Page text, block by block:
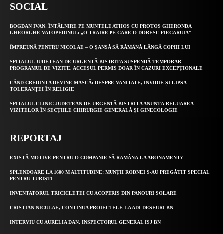
SOCIAL
BOGDAN IVAN, ÎNTÂLNIRE PE MUNTELE ATHOS CU PROTOS GHERONDA
GHEORGHE VATOPEDINUL: „O TRĂIRE PE CARE O DORESC FIECĂRUIA”
ÎMPREUNĂ PENTRU NICOLAE – O ȘANSĂ SĂ RĂMÂNĂ LÂNGĂ COPIII LUI
SPITALUL JUDEȚEAN DE URGENȚĂ BISTRIȚA SUSPENDĂ TEMPORAR
PROGRAMUL DE VIZITE. ACCESUL PERMIS DOAR ÎN CAZURI EXCEPȚIONALE
CÂND CREDINȚA DEVINE MASCĂ: DESPRE VANITATE, INVIDIE ȘI LIPSA
TOLERANȚEI ÎN RELIGIE
SPITALUL CLINIC JUDEȚEAN DE URGENȚĂ BISTRIȚA ANUNȚĂ RELUAREA
VIZITELOR ÎN SECȚIILE CHIRURGIE GENERALĂ ȘI GINECOLOGIE
REPORTAJ
EXISTĂ MOTIVE PENTRU O COMPANIE SĂ RĂMÂNĂ LA ABONAMENT?
SPLENDOARE LA 1600 M ALTITUDINE: MUNȚII RODNEI S-AU PREGĂTIT SPECIAL
PENTRU TURIȘTI
INVENTATORUL TRICICLETEI CU ACOPERIS DIN PANOURI SOLARE
CRISTIAN NICULAE, CONTINUA PROIECTELE LA ADI DESEURI BN
INTERVIU CU AURELIA DAN, INSPECTORUL GENERAL ISJ BN